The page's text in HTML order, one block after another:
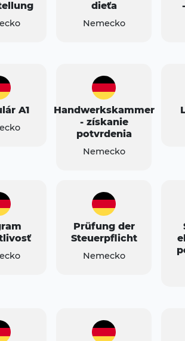
dieťa
Nemecko
A1
Handwerkskammer
- získanie
potvrdenia
Nemecko
Prüfung der
Steuerpflicht
Nemecko